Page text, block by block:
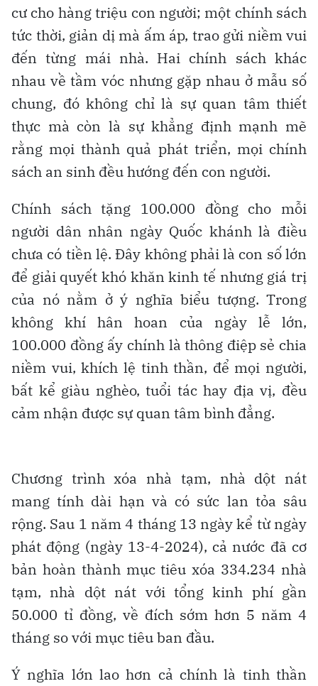
cư cho hàng triệu con người; một chính sách
tức thời, giản dị mà ấm áp, trao gửi niềm vui
đến từng mái nhà. Hai chính sách khác
nhau về tầm vóc nhưng gặp nhau ở mẫu số
chung, đó không chỉ là sự quan tâm thiết
thực mà còn là sự khẳng định mạnh mẽ
rằng mọi thành quả phát triển, mọi chính
sách an sinh đều hướng đến con người.
Chính sách tặng 100.000 đồng cho mỗi
người dân nhân ngày Quốc khánh là điều
chưa có tiền lệ. Đây không phải là con số lớn
để giải quyết khó khăn kinh tế nhưng giá trị
của nó nằm ở ý nghĩa biểu tượng. Trong
không khí hân hoan của ngày lễ lớn,
100.000 đồng ấy chính là thông điệp sẻ chia
niềm vui, khích lệ tinh thần, để mọi người,
bất kể giàu nghèo, tuổi tác hay địa vị, đều
cảm nhận được sự quan tâm bình đẳng.
Chương trình xóa nhà tạm, nhà dột nát
mang tính dài hạn và có sức lan tỏa sâu
rộng. Sau 1 năm 4 tháng 13 ngày kể từ ngày
phát động (ngày 13-4-2024), cả nước đã cơ
bản hoàn thành mục tiêu xóa 334.234 nhà
tạm, nhà dột nát với tổng kinh phí gần
50.000 tỉ đồng, về đích sớm hơn 5 năm 4
tháng so với mục tiêu ban đầu.
Ý nghĩa lớn lao hơn cả chính là tinh thần